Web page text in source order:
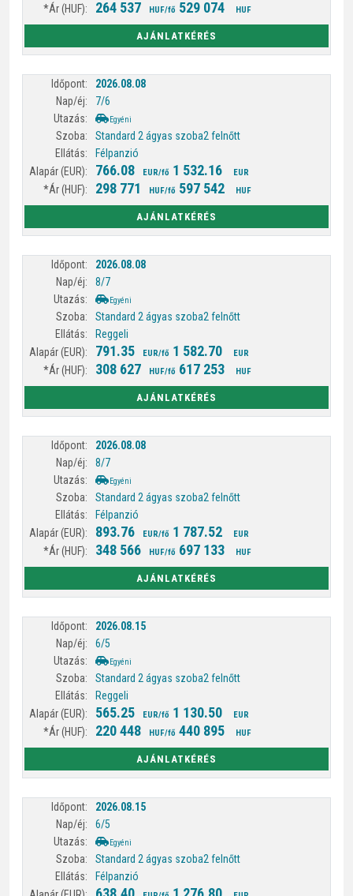
264 537 HUF/fő 529 074 HUF
AJÁNLATKÉRÉS
2026.08.08
7/6
Egyéni
Standard 2 ágyas szoba2 felnőtt
Félpanzió
766.08 EUR/fő 1 532.16 EUR
298 771 HUF/fő 597 542 HUF
AJÁNLATKÉRÉS
2026.08.08
8/7
Egyéni
Standard 2 ágyas szoba2 felnőtt
Reggeli
791.35 EUR/fő 1 582.70 EUR
308 627 HUF/fő 617 253 HUF
AJÁNLATKÉRÉS
2026.08.08
8/7
Egyéni
Standard 2 ágyas szoba2 felnőtt
Félpanzió
893.76 EUR/fő 1 787.52 EUR
348 566 HUF/fő 697 133 HUF
AJÁNLATKÉRÉS
2026.08.15
6/5
Egyéni
Standard 2 ágyas szoba2 felnőtt
Reggeli
565.25 EUR/fő 1 130.50 EUR
220 448 HUF/fő 440 895 HUF
AJÁNLATKÉRÉS
2026.08.15
6/5
Egyéni
Standard 2 ágyas szoba2 felnőtt
Félpanzió